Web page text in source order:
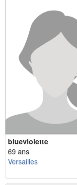
blueviolette
69 ans
Versailles